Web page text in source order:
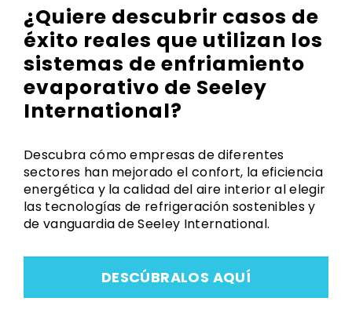
¿Quiere descubrir casos de
éxito reales que utilizan los
sistemas de enfriamiento
evaporativo de Seeley
International?
Descubra cómo empresas de diferentes
sectores han mejorado el confort, la eficiencia
energética y la calidad del aire interior al elegir
las tecnologías de refrigeración sostenibles y
de vanguardia de Seeley International.
DESCÚBRALOS AQUÍ